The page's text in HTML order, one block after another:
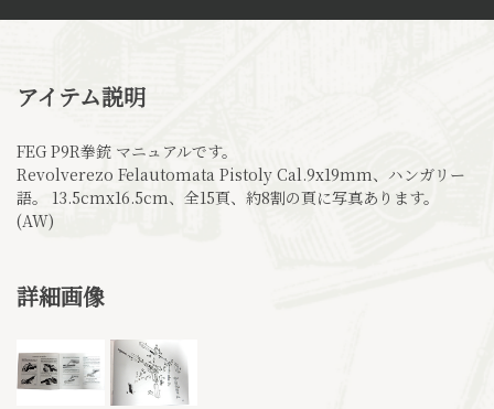
アイテム説明
FEG P9R拳銃 マニュアルです。
Revolverezo Felautomata Pistoly Cal.9x19mm、ハンガリー
語。 13.5cmx16.5cm、全15頁、約8割の頁に写真あります。
(AW)
詳細画像